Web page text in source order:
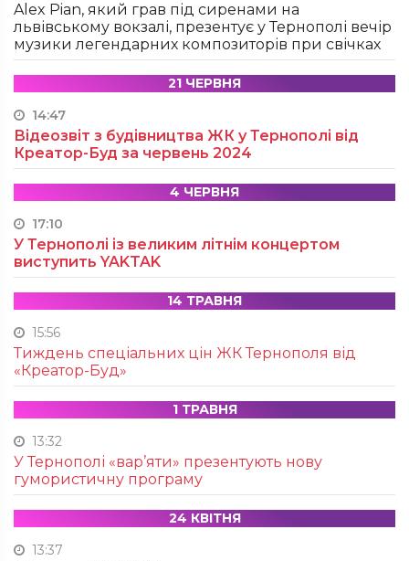
Alex Pian, який грав під сиренами на
львівському вокзалі, презентує у Тернополі вечір
музики легендарних композиторів при свічках
21 ЧЕРВНЯ
14:47
Відеозвіт з будівництва ЖК у Тернополі від
Креатор-Буд за червень 2024
4 ЧЕРВНЯ
17:10
У Тернополі із великим літнім концертом
виступить YAKTAK
14 ТРАВНЯ
15:56
Тиждень спеціальних цін ЖК Тернополя від
«Креатор-Буд»
1 ТРАВНЯ
13:32
У Тернополі «вар’яти» презентують нову
гумористичну програму
24 КВІТНЯ
13:37